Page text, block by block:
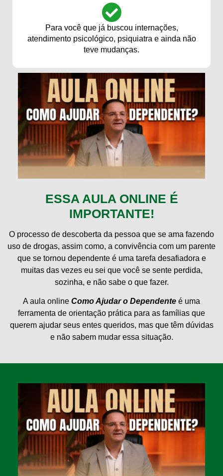
Para você que já buscou internações,
atendimento psicológico, psiquiatra e ainda não
teve mudanças.
ESSA AULA ONLINE É
IMPORTANTE!
O processo de descoberta da pessoa que se ama fazendo
uso de drogas, assim como, a convivência com um parente
que se tornou dependente é uma tarefa desafiadora e
muitas das vezes eu sei que você se sente perdida,
sozinha, e não sabe o que fazer.
A aula online Como Ajudar o Dependente é uma
ferramenta de orientação prática para as famílias que
querem ajudar seus entes queridos, mas que têm dúvidas
e não sabem mudar essa situação.